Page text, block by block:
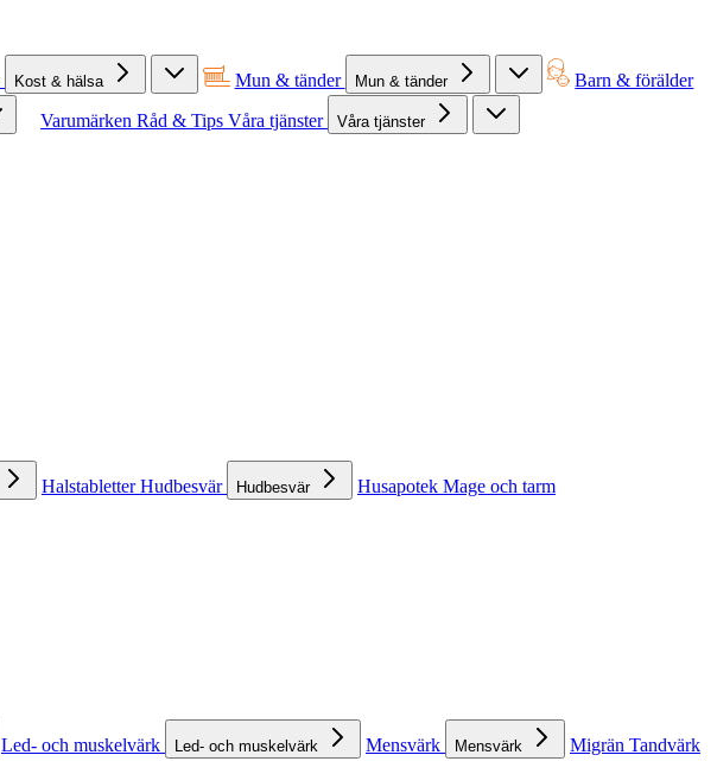
Kost & hälsa Mun & tänder Mun & tänder Barn & förälder
Varumärken Råd & Tips Våra tjänster Våra tjänster
HalstabletterHudbesvär Hudbesvär Husapotek Mage och tarm
Led- och muskelvärk Led- och muskelvärk Mensvärk Mensvärk Migrän Tandvärk